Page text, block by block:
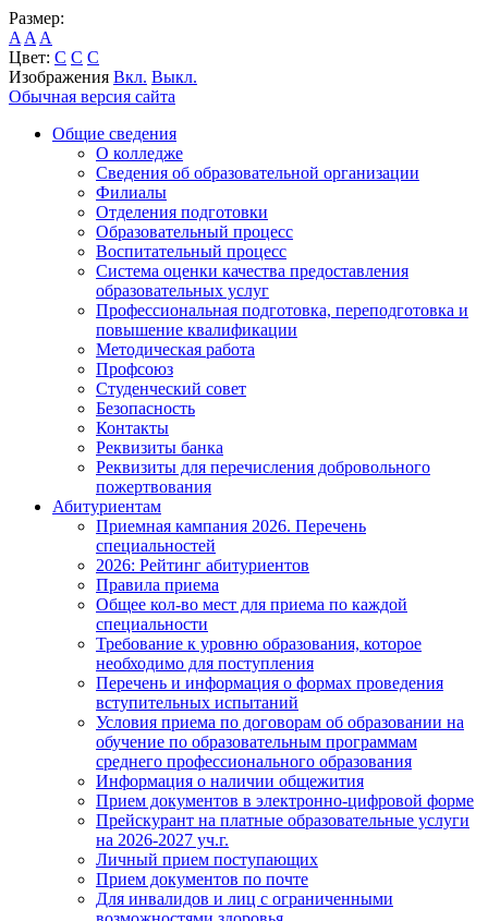
Размер:
A A A
Цвет: C C C
Изображения Вкл. Выкл.
Обычная версия сайта
Общие сведения
О колледже
Сведения об образовательной организации
Филиалы
Отделения подготовки
Образовательный процесс
Воспитательный процесс
Система оценки качества предоставления
образовательных услуг
Профессиональная подготовка, переподготовка и
повышение квалификации
Методическая работа
Профсоюз
Студенческий совет
Безопасность
Контакты
Реквизиты банка
Реквизиты для перечисления добровольного
пожертвования
Абитуриентам
Приемная кампания 2026. Перечень
специальностей
2026: Рейтинг абитуриентов
Правила приема
Общее кол-во мест для приема по каждой
специальности
Требование к уровню образования, которое
необходимо для поступления
Перечень и информация о формах проведения
вступительных испытаний
Условия приема по договорам об образовании на
обучение по образовательным программам
среднего профессионального образования
Информация о наличии общежития
Прием документов в электронно-цифровой форме
Прейскурант на платные образовательные услуги
на 2026-2027 уч.г.
Личный прием поступающих
Прием документов по почте
Для инвалидов и лиц с ограниченными